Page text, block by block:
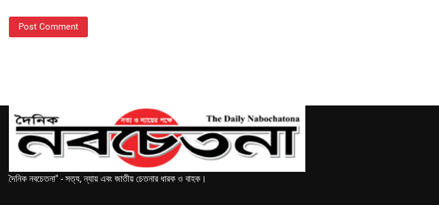
দৈনিক নবচেতনা" - সত্য, ন্যায় এবং জাতীয় চেতনার ধারক ও বাহক।